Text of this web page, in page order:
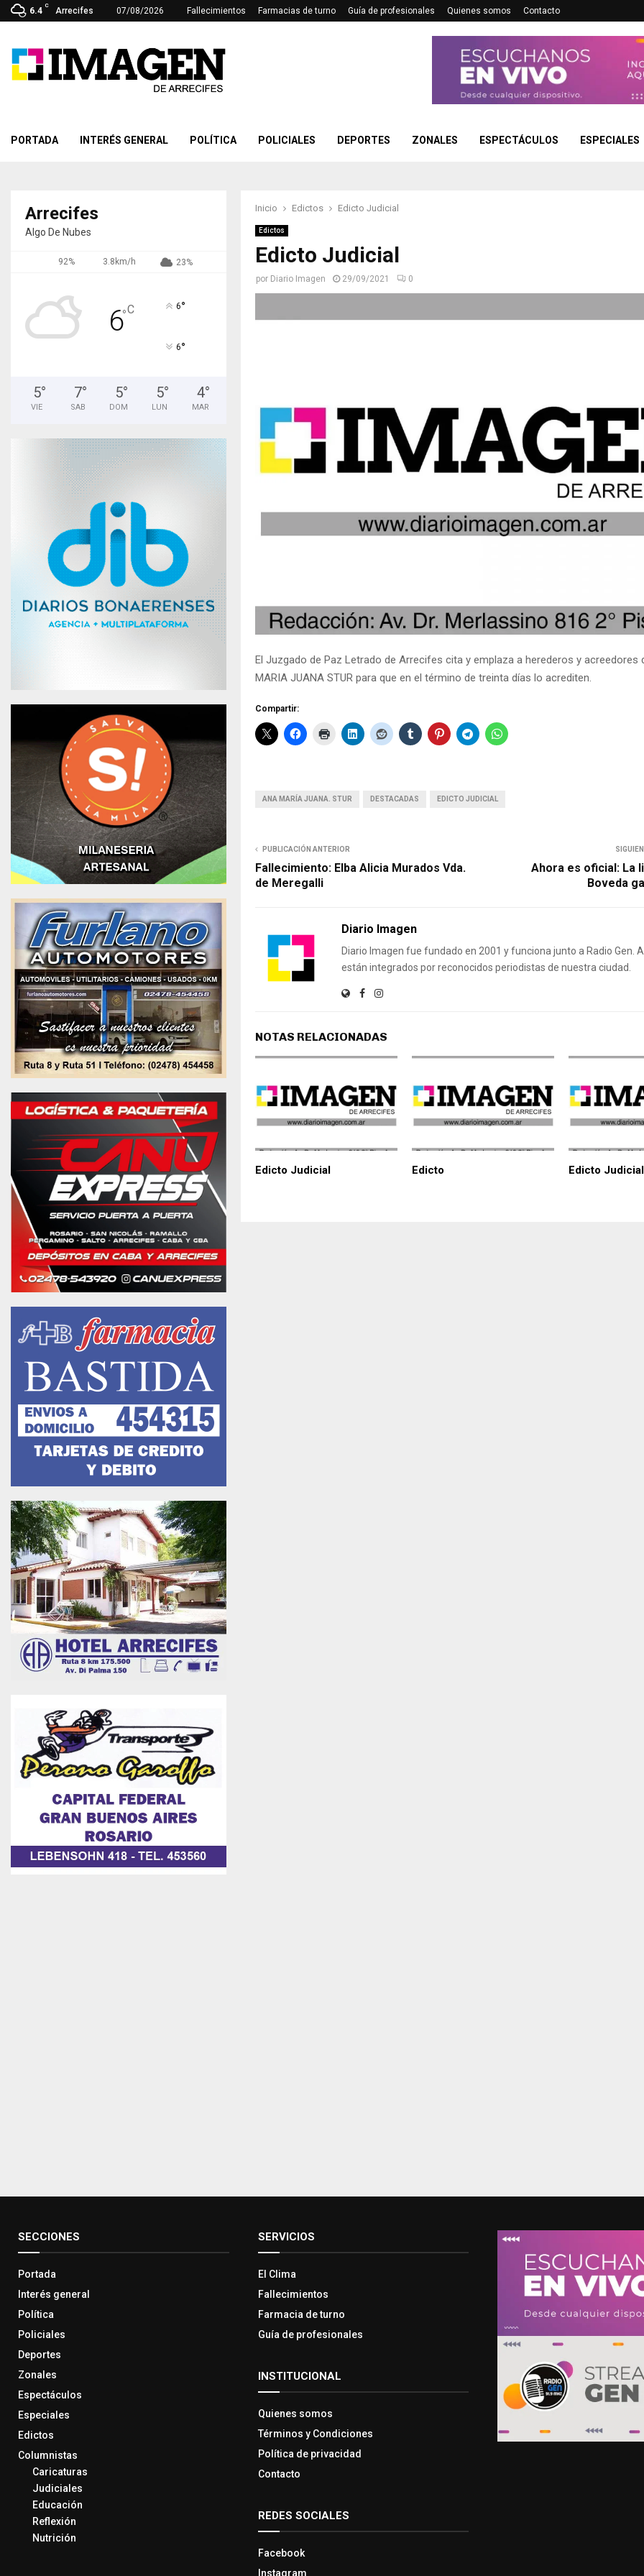
6.4
C
Arrecifes 07/08/2026 Fallecimientos Farmacias de turno Guía de profesionales Quienes somos Contacto
PORTADA INTERÉS GENERAL POLÍTICA POLICIALES DEPORTES ZONALES ESPECTÁCULOS ESPECIALES
Inicio Edictos Edicto Judicial
Edictos
Edicto Judicial
por Diario Imagen 29/09/2021 0
El Juzgado de Paz Letrado de Arrecifes cita y emplaza a herederos y acreedores
MARIA JUANA STUR para que en el término de treinta días lo acrediten.
Compartir:
ANA MARÍA JUANA. STUR DESTACADAS EDICTO JUDICIAL
PUBLICACIÓN ANTERIOR
Fallecimiento: Elba Alicia Murados Vda.
de Meregalli
Ahora es oficial: La
Boveda
Diario Imagen
Diario Imagen fue fundado en 2001 y funciona junto a Radio Gen.
están integrados por reconocidos periodistas de nuestra ciudad.
NOTAS RELACIONADAS
Edicto Judicial Edicto Edicto Judicial
Arrecifes
Algo De Nubes
92% 3.8km/h 23%
6°C 6°
6°
5°
VIE
7°
SAB
5°
DOM
5°
LUN
4°
MAR
SECCIONES
Portada
Interés general
Política
Policiales
Deportes
Zonales
Espectáculos
Especiales
Edictos
Columnistas
Caricaturas
Judiciales
Educación
Reflexión
Nutrición
SERVICIOS
El Clima
Fallecimientos
Farmacia de turno
Guía de profesionales
INSTITUCIONAL
Quienes somos
Términos y Condiciones
Política de privacidad
Contacto
REDES SOCIALES
Facebook
Instagram